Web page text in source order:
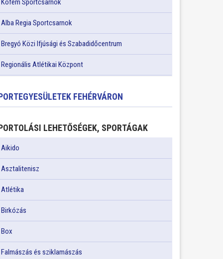
Köfém Sportcsarnok
Alba Regia Sportcsarnok
Bregyó Közi Ifjúsági és Szabadidőcentrum
Regionális Atlétikai Központ
FEHÉRVÁRON
LEHETŐSÉGEK, SPORTÁGAK
Aikido
Asztalitenisz
Atlétika
Birkózás
Box
Falmászás és sziklamászás